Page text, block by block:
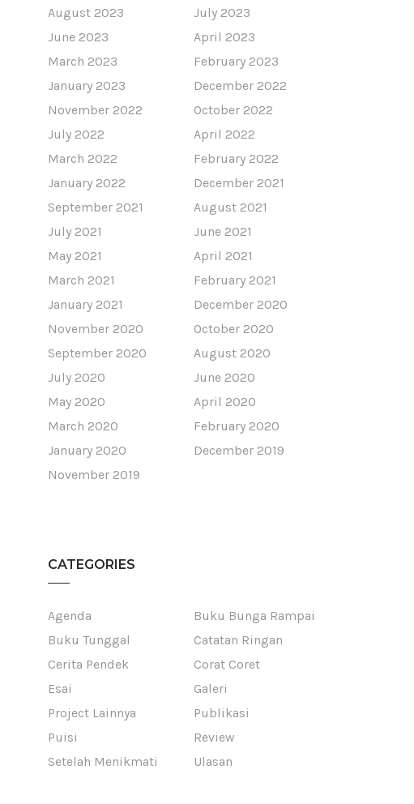
August 2023
July 2023
June 2023
April 2023
March 2023
February 2023
January 2023
December 2022
November 2022
October 2022
July 2022
April 2022
March 2022
February 2022
January 2022
December 2021
September 2021
August 2021
July 2021
June 2021
May 2021
April 2021
March 2021
February 2021
January 2021
December 2020
November 2020
October 2020
September 2020
August 2020
July 2020
June 2020
May 2020
April 2020
March 2020
February 2020
January 2020
December 2019
November 2019
CATEGORIES
Agenda
Buku Bunga Rampai
Buku Tunggal
Catatan Ringan
Cerita Pendek
Corat Coret
Esai
Galeri
Project Lainnya
Publikasi
Puisi
Review
Setelah Menikmati
Ulasan